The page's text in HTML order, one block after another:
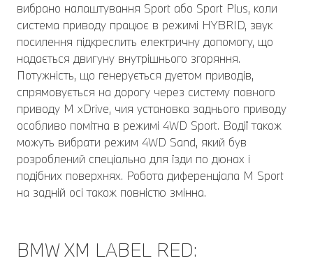
вибрано налаштування Sport або Sport Plus, коли
система приводу працює в режимі HYBRID, звук
посилення підкреслить електричну допомогу, що
надається двигуну внутрішнього згоряння.
Потужність, що генерується дуетом приводів,
спрямовується на дорогу через систему повного
приводу M xDrive, чия установка заднього приводу
особливо помітна в режимі 4WD Sport. Водії також
можуть вибрати режим 4WD Sand, який був
розроблений спеціально для їзди по дюнах і
подібних поверхнях. Робота диференціала M Sport
на задній осі також повністю змінна.
BMW XM LABEL RED: